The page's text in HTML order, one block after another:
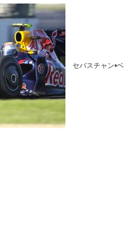
セバスチャン•ベ